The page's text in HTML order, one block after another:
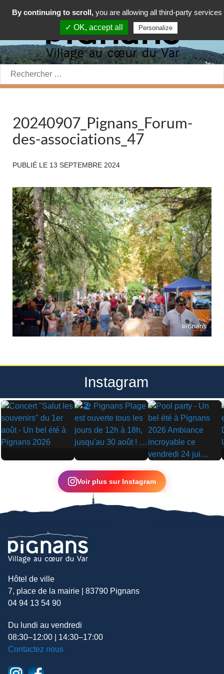
Rechercher:
20240907_Pignans_Forum-
des-associations_47
PUBLIÉ LE 13 SEPTEMBRE 2024
Instagram
▶ ▶
▶
Voir plus sur Instagram
Hôtel de ville
7, place de la mairie | 83790 Pignans
04 94 13 54 90
Du lundi au vendredi
08:30–12:00 | 14:30–17:00
Contactez nous
By continuing to scroll, you are allowing all third-party services
✓ OK, accept all
Personalize